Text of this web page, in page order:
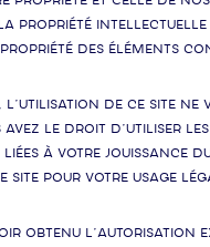
propriété intellectuelle
des Éléments
de ce Site ne
le droit d’utiliser
à votre jouissance du
Site pour votre usage
obtenu l’autorisation